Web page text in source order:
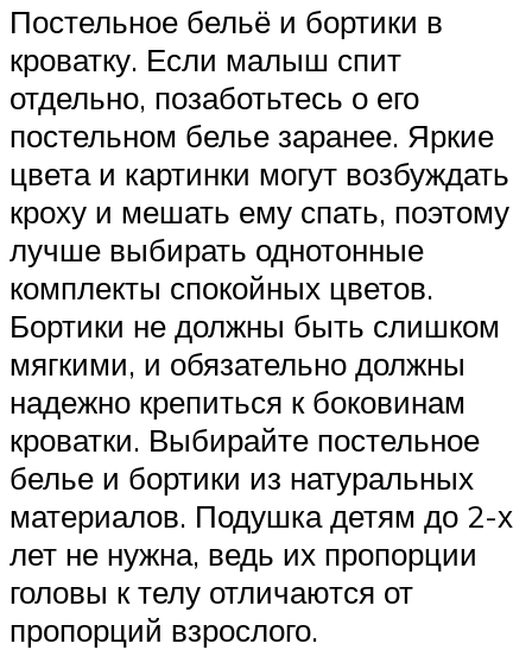
Постельное бельё и бортики в
кроватку. Если малыш спит
отдельно, позаботьтесь о его
постельном белье заранее. Яркие
цвета и картинки могут возбуждать
кроху и мешать ему спать, поэтому
лучше выбирать однотонные
комплекты спокойных цветов.
Бортики не должны быть слишком
мягкими, и обязательно должны
надежно крепиться к боковинам
кроватки. Выбирайте постельное
белье и бортики из натуральных
материалов. Подушка детям до 2-х
лет не нужна, ведь их пропорции
головы к телу отличаются от
пропорций взрослого.